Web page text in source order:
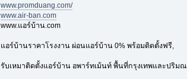
www.promduang.com/
www.air-ban.com
www.แอร์บ้าน.com
แอร์บ้านราคาโรงงาน ผ่อนแอร์บ้าน 0% พร้อมติดตั้งฟรี,
รับเหมาติดตั้งแอร์บ้าน อพาร์ทเม้นท์ พื้นที่กรุงเทพและปริม